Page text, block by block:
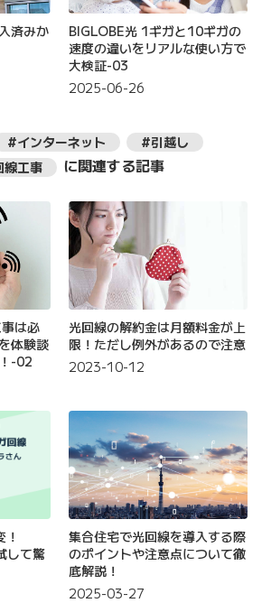
済みか
BIGLOBE光 1ギガと10ギガの
速度の違いをリアルな使い方で
大検証-03
2025-06-26
#インターネット
#引越し
工事
に関連する記事
は必
体験談
-02
光回線の解約金は月額料金が上
限！ただし例外があるので注意
2023-10-12
して驚
集合住宅で光回線を導入する際
のポイントや注意点について徹
底解説！
2025-03-27